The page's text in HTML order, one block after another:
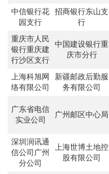
中信银行花
园支行
招商银行东山支
行
重庆市人民
银行重庆建
行沙区支行
中国建设银行重
庆市分行
上海科旭网
络有限公司
新疆邮政后勤服
务有限公司
广东省电信
实业公司
广州邮区中心局
深圳润讯通
信公司广州
分公司
上海世博土地控
股有限公司